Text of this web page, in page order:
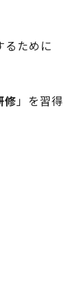
るために
修」を習得